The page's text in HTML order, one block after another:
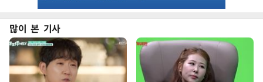
많이 본 기사